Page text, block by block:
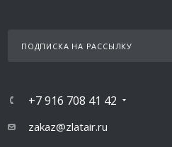
ПОДПИСКА НА РАССЫЛКУ
+7 916 708 41 42
zakaz@zlatair.ru